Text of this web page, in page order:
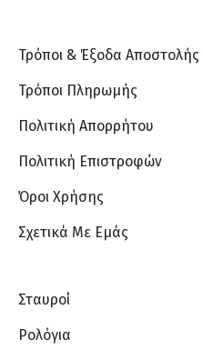
Τρόποι & Έξοδα Αποστολής
Τρόποι Πληρωμής
Πολιτική Απορρήτου
Πολιτική Επιστροφών
Όροι Χρήσης
Σχετικά Με Eμάς
Σταυροί
Ρολόγια